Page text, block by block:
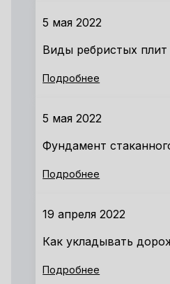
5 мая 2022
Виды ребристых плит
Подробнее
5 мая 2022
Фундамент
Подробнее
19 апреля 2022
Как укладывать
Подробнее